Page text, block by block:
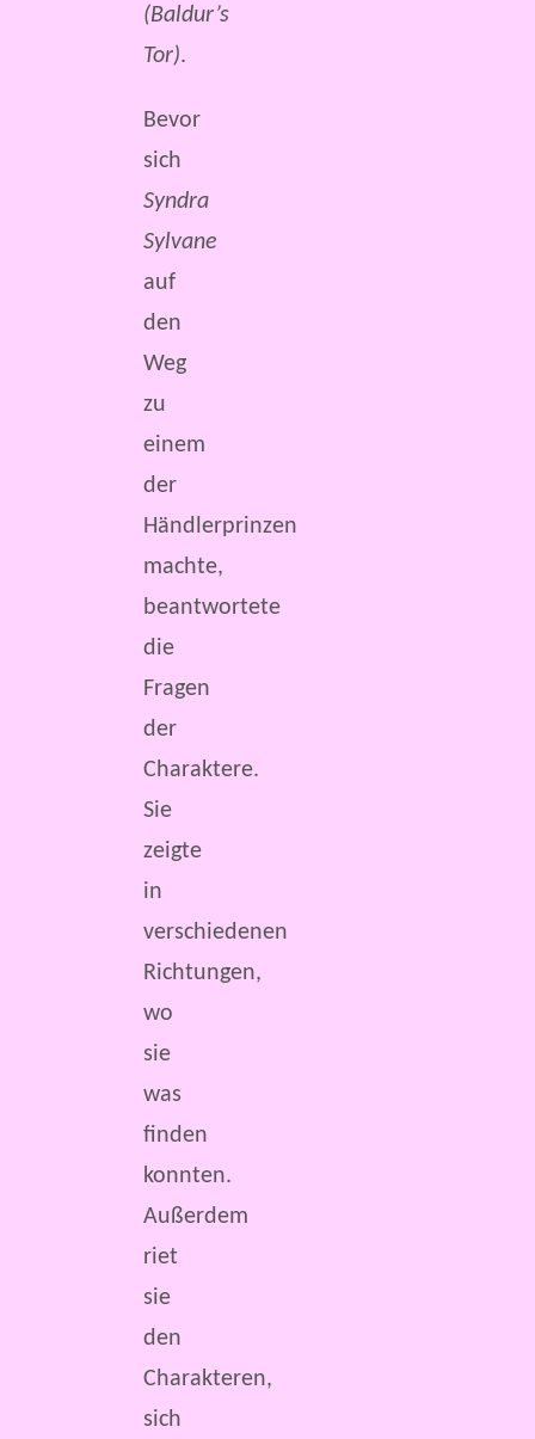
(Baldur’s
Tor).
Bevor
sich
Syndra
Sylvane
auf
den
Weg
zu
einem
der
Händlerprinzen
machte,
beantwortete
die
Fragen
der
Charaktere.
Sie
zeigte
in
verschiedenen
Richtungen,
wo
sie
was
finden
konnten.
Außerdem
riet
sie
den
Charakteren,
sich